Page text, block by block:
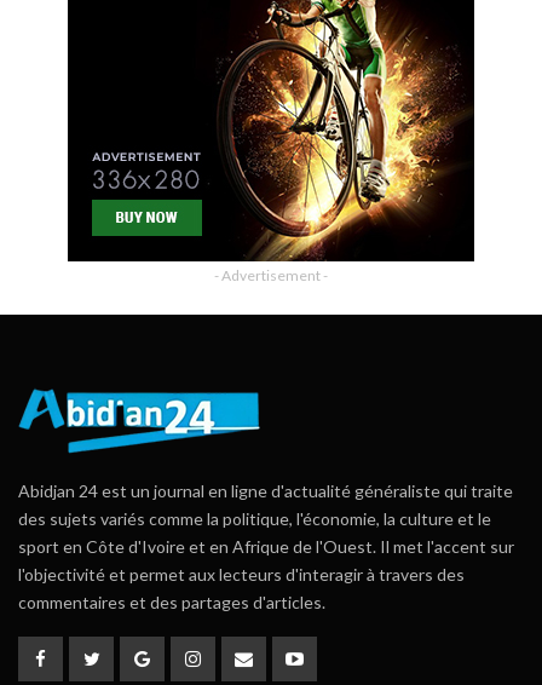
- Advertisement -
Abidjan 24 est un journal en ligne d'actualité généraliste qui traite
des sujets variés comme la politique, l'économie, la culture et le
sport en Côte d'Ivoire et en Afrique de l'Ouest. Il met l'accent sur
l'objectivité et permet aux lecteurs d'interagir à travers des
commentaires et des partages d'articles.